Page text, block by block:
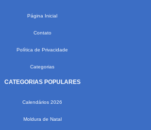
Página Inicial
Contato
Política de Privacidade
Categorias
CATEGORIAS POPULARES
Calendários 2026
Moldura de Natal